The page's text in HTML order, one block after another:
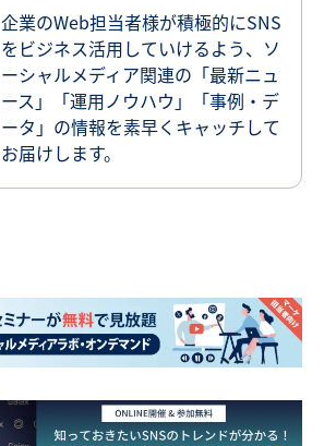
企業のWeb担当者様が積極的にSNS
をビジネス活用していけるよう、ソ
ーシャルメディア関連の「最新ニュ
ース」「運用ノウハウ」「事例・デ
ータ」の情報を素早くキャッチして
お届けします。